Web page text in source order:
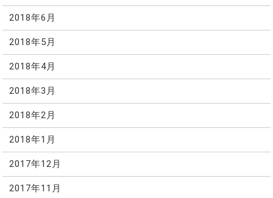
2018年6月
2018年5月
2018年4月
2018年3月
2018年2月
2018年1月
2017年12月
2017年11月